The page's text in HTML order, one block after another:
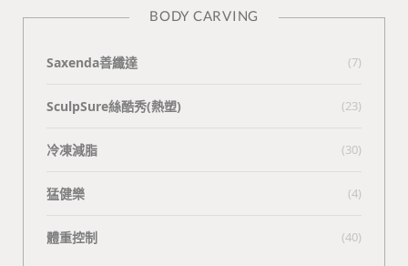
BODY CARVING
Saxenda善纖達 (7)
SculpSure絲酷秀(熱塑) (23)
冷凍減脂 (30)
猛健樂 (4)
體重控制 (40)